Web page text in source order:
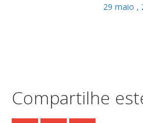
29 maio ,
Compartilhe